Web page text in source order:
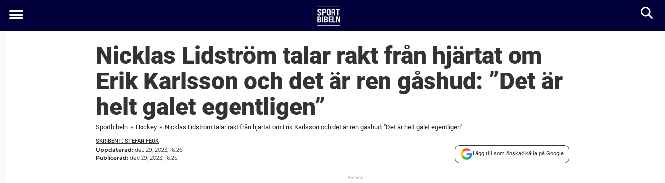
Toggle
Nicklas Lidström talar rakt från hjärtat om
Erik Karlsson och det är ren gåshud: ”Det är
helt galet egentligen”
Sportbibeln » Hockey » Nicklas Lidström talar rakt från hjärtat om Erik Karlsson och det är ren gåshud: "Det är helt galet egentligen"
SKRIBENT: STEFAN FEUK
Uppdaterad: dec 29, 2023, 16:26
Publicerad: dec 29, 2023, 16:25
Lägg till som önskad källa på Google